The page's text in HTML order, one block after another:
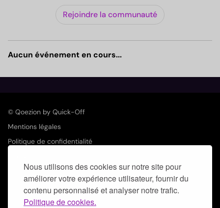
Nous utilisons des cookies sur notre site pour
améliorer votre expérience utilisateur, fournir du
contenu personnalisé et analyser notre trafic.
Politique de cookies.
Rejoindre la communauté
Aucun événement en cours...
© Qoezion by Quick-Off
Mentions légales
Politique de confidentialité